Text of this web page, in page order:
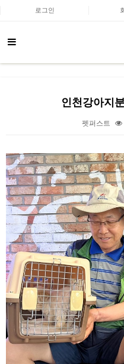
로그인
인천강아지
펫퍼스트
본문